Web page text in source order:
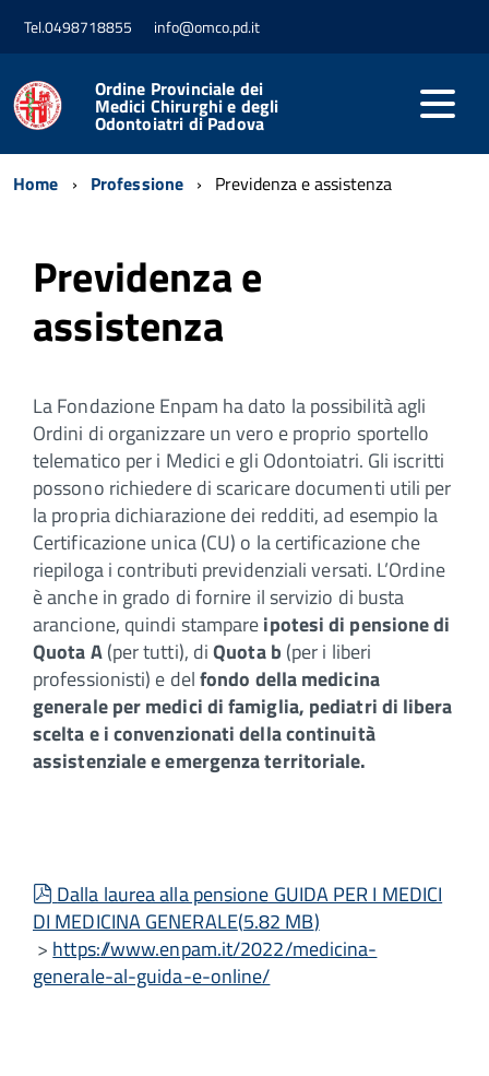
Tel.0498718855 info@omco.pd.it
Ordine Provinciale dei
Medici Chirurghi e degli
Odontoiatri di Padova
Home Professione Previdenza e assistenza
Previdenza e
assistenza
La Fondazione Enpam ha dato la possibilità agli
Ordini di organizzare un vero e proprio sportello
telematico per i Medici e gli Odontoiatri. Gli iscritti
possono richiedere di scaricare documenti utili per
la propria dichiarazione dei redditi, ad esempio la
Certificazione unica (CU) o la certificazione che
riepiloga i contributi previdenziali versati. L’Ordine
è anche in grado di fornire il servizio di busta
arancione, quindi stampareipotesi di pensione di
Quota A(per tutti), diQuota b (per i liberi
professionisti) e delfondo della medicina
generale per medici di famiglia, pediatri di libera
scelta e i convenzionati della continuità
assistenziale e emergenza territoriale.
pdf
Dalla laurea alla pensione GUIDA PER I MEDICI
DI MEDICINA GENERALE(5.82 MB)
> https://www.enpam.it/2022/medicina-
generale-al-guida-e-online/